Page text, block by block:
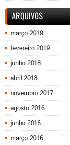
ARQUIVOS
março 2019
fevereiro 2019
junho 2018
abril 2018
novembro 2017
agosto 2016
junho 2016
março 2016